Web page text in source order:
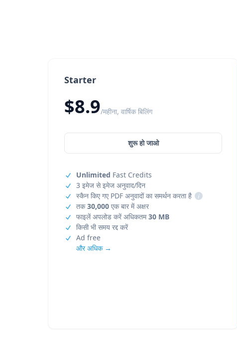
Starter
$8.9/महीना, वार्षिक बिलिंग
शुरू हो जाओ
Unlimited Fast Credits
3 इमेज से इमेज अनुवाद/दिन
स्कैन किए गए PDF अनुवादों का समर्थन करता है
i
तक30,000 एक बार में अक्षर
फाइलें अपलोड करें अधिकतम30 MB
किसी भी समय रद्द करें
Ad free
और अधिक →